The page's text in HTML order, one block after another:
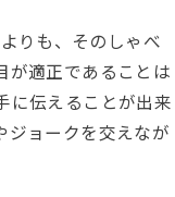
りも、そのしゃべ
が適正であることは
に伝えることが出来
ジョークを交えなが